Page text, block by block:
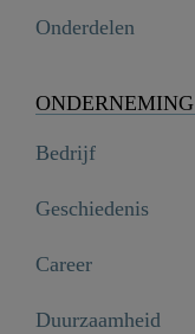
Onderdelen
ONDERNEMING
Bedrijf
Geschiedenis
Career
Duurzaamheid